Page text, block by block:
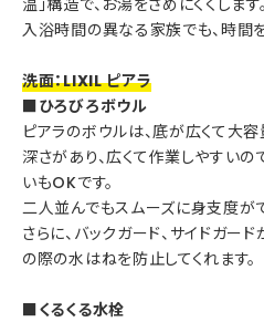
入浴時間の異なる家族でも、時間
洗面：LIXIL ピアラ
■ひろびろボウル
ピアラのボウルは、底が広くて大容
深さがあり、広くて作業しやすい
いもOKです。
二人並んでもスムーズに身支度がで
さらに、バックガード、サイドガー
の際の水はねを防止してくれます。
■くるくる水栓